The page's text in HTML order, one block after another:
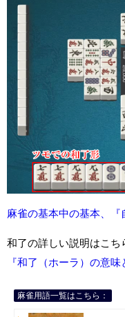
麻雀の基本中の基本、
和了の詳しい説明はこち
『和了（ホーラ）の意
麻雀用語一覧はこちら：